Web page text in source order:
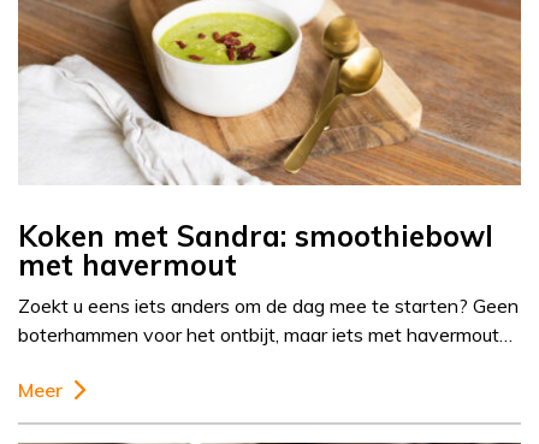
Koken met Sandra: smoothiebowl
met havermout
Zoekt u eens iets anders om de dag mee te starten? Geen
boterhammen voor het ontbijt, maar iets met havermout…
Meer